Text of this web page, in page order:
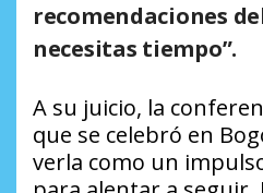
recomendaciones
necesitas tiempo”.
A su juicio, la
que se celebró en
verla como un